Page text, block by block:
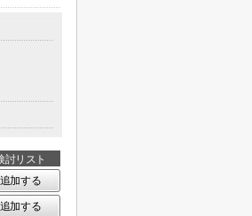
討リスト
追加する
追加する